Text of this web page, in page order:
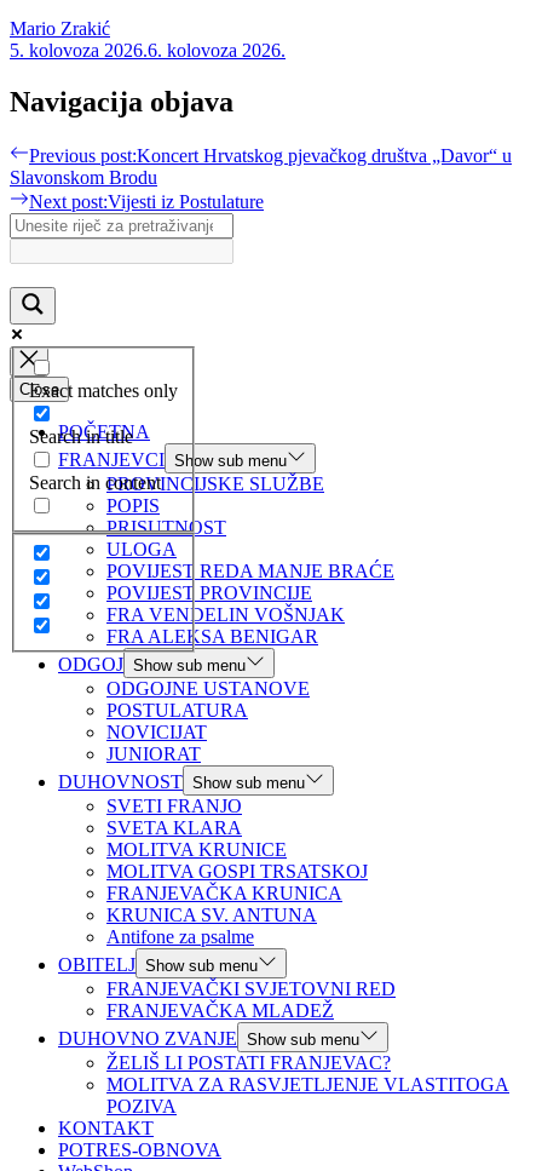
Mario Zrakić
5. kolovoza 2026.6. kolovoza 2026.
Navigacija objava
Previous post:Koncert Hrvatskog pjevačkog društva „Davor“ u
Slavonskom Brodu
Next post:Vijesti iz Postulature
Exact matches only
Search in title
Search in content
Close
POČETNA
FRANJEVCI Show sub menu
PROVINCIJSKE SLUŽBE
POPIS
PRISUTNOST
ULOGA
POVIJEST REDA MANJE BRAĆE
POVIJEST PROVINCIJE
FRA VENDELIN VOŠNJAK
FRA ALEKSA BENIGAR
ODGOJ Show sub menu
ODGOJNE USTANOVE
POSTULATURA
NOVICIJAT
JUNIORAT
DUHOVNOST Show sub menu
SVETI FRANJO
SVETA KLARA
MOLITVA KRUNICE
MOLITVA GOSPI TRSATSKOJ
FRANJEVAČKA KRUNICA
KRUNICA SV. ANTUNA
Antifone za psalme
OBITELJ Show sub menu
FRANJEVAČKI SVJETOVNI RED
FRANJEVAČKA MLADEŽ
DUHOVNO ZVANJE Show sub menu
ŽELIŠ LI POSTATI FRANJEVAC?
MOLITVA ZA RASVJETLJENJE VLASTITOGA
POZIVA
KONTAKT
POTRES-OBNOVA